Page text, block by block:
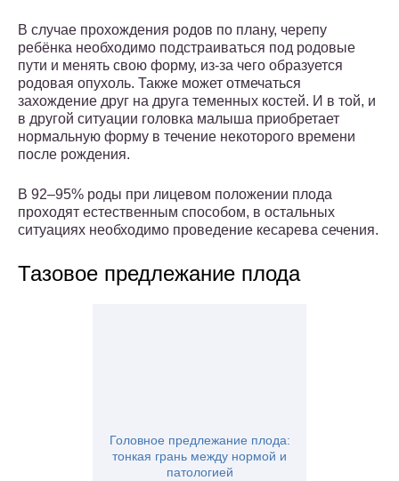
В случае прохождения родов по плану, черепу
ребёнка необходимо подстраиваться под родовые
пути и менять свою форму, из-за чего образуется
родовая опухоль. Также может отмечаться
захождение друг на друга теменных костей. И в той, и
в другой ситуации головка малыша приобретает
нормальную форму в течение некоторого времени
после рождения.
В 92–95% роды при лицевом положении плода
проходят естественным способом, в остальных
ситуациях необходимо проведение кесарева сечения.
Тазовое предлежание плода
Головное предлежание плода:
тонкая грань между нормой и
патологией